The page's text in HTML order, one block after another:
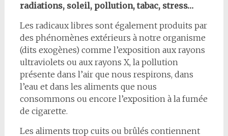
radiations, soleil, pollution, tabac, stress…
Les radicaux libres sont également produits par
des phénomènes extérieurs à notre organisme
(dits exogènes) comme l’exposition aux rayons
ultraviolets ou aux rayons X, la pollution
présente dans l’air que nous respirons, dans
l’eau et dans les aliments que nous
consommons ou encore l’exposition à la fumée
de cigarette.
Les aliments trop cuits ou brûlés contiennent